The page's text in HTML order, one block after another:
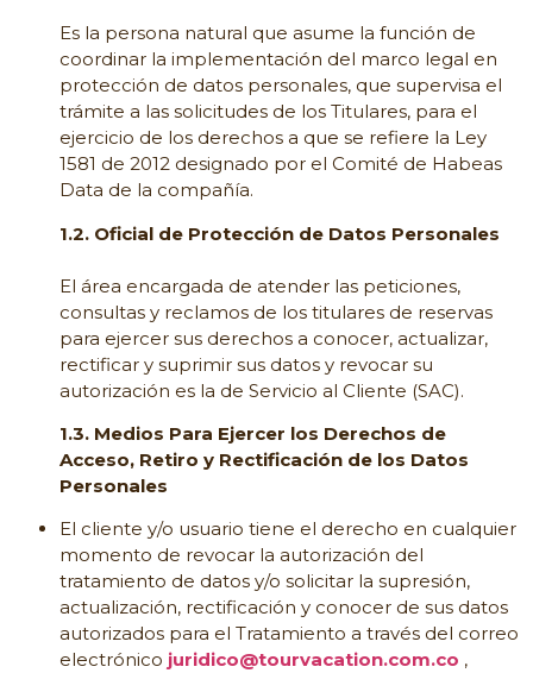
Es la persona natural que asume la función de
coordinar la implementación del marco legal en
protección de datos personales, que supervisa el
trámite a las solicitudes de los Titulares, para el
ejercicio de los derechos a que se refiere la Ley
1581 de 2012 designado por el Comité de Habeas
Data de la compañía.
1.2. Oficial de Protección de Datos Personales
El área encargada de atender las peticiones,
consultas y reclamos de los titulares de reservas
para ejercer sus derechos a conocer, actualizar,
rectificar y suprimir sus datos y revocar su
autorización es la de Servicio al Cliente (SAC).
1.3. Medios Para Ejercer los Derechos de
Acceso, Retiro y Rectificación de los Datos
Personales
El cliente y/o usuario tiene el derecho en cualquier
momento de revocar la autorización del
tratamiento de datos y/o solicitar la supresión,
actualización, rectificación y conocer de sus datos
autorizados para el Tratamiento a través del correo
electrónico juridico@tourvacation.com.co ,